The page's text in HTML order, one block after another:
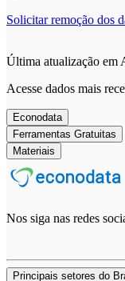
Solicitar remoção dos
Última atualização em
Acesse dados mais
Econodata
Ferramentas Gratuitas
Materiais
Nos siga nas redes
Principais setores do